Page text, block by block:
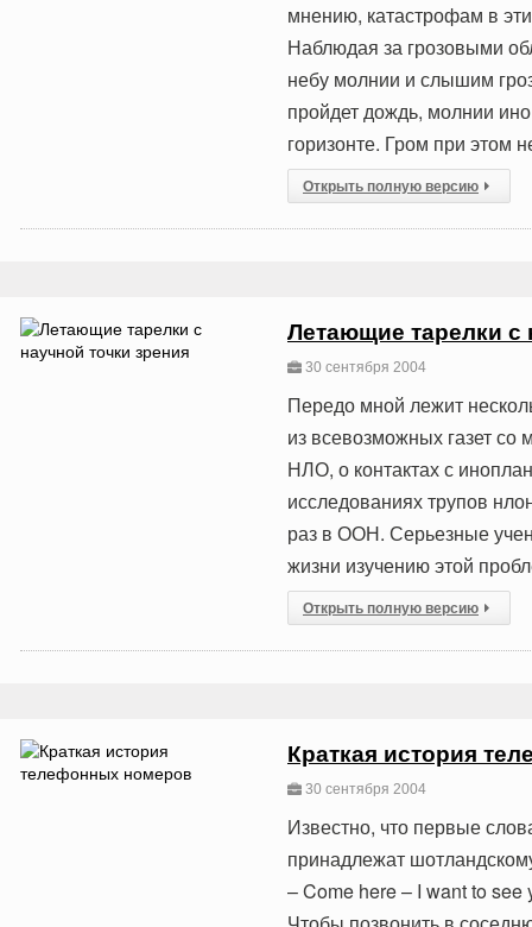
мнению, катастрофам в
Наблюдая за грозовыми
небу молнии и слышим
пройдет дождь, молнии
горизонте. Гром при этом
Открыть полную версию
Летающие тарелки с
30 сентября 2004
Передо мной лежит
из всевозможных газет
НЛО, о контактах с
исследованиях трупов
раз в ООН. Серьезные
жизни изучению этой
Открыть полную версию
Краткая история
30 сентября 2004
Известно, что первые
принадлежат
– Come here – I want to see